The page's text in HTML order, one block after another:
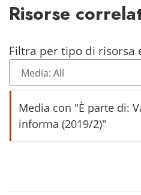
Risorse
Filtra per tipo di risorsa
Media con "È parte di:
informa (2019/2)"